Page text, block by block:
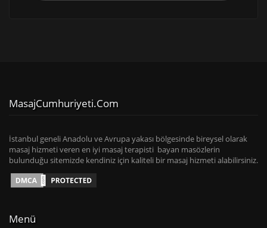
MasajCumhuriyeti.com
İstanbul geneli Anadolu ve Avrupa yakası bölgesinde bireysel olarak
masaj hizmeti veren en iyi masaj terapisti bayan masözlerin
bulunduğu sitemizde kendiniz için kaliteli bir masaj hizmeti alabilirsiniz.
Menü